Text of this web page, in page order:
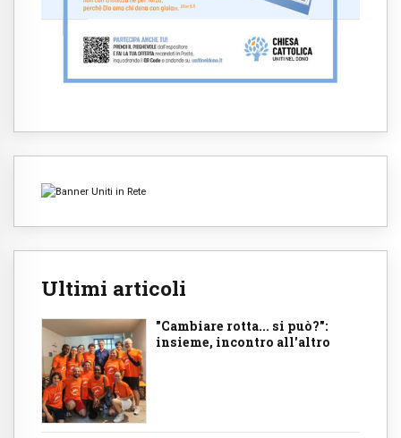
Ultimi articoli
"Cambiare rotta... si può?":
insieme, incontro all'altro